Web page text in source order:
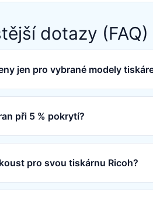
dotazy (FAQ)
jen pro vybrané modely
při 5 % pokrytí?
pro svou tiskárnu Ricoh?